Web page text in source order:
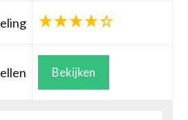
Bekijken